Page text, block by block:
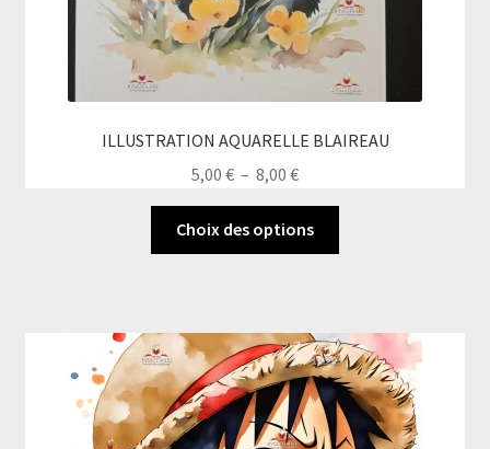
produit
ILLUSTRATION AQUARELLE BLAIREAU
5,00 € – 8,00 €Plage
prix :
5,00 €
Choix des options
Les
options
peuvent
être